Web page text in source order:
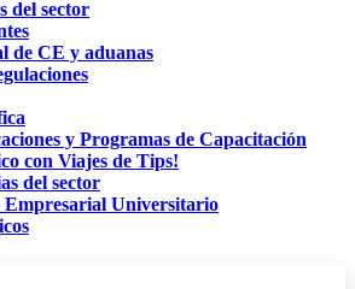
del sector
de CE y aduanas
y Programas de Capacitación
con Viajes de Tips!
del sector
Universitario